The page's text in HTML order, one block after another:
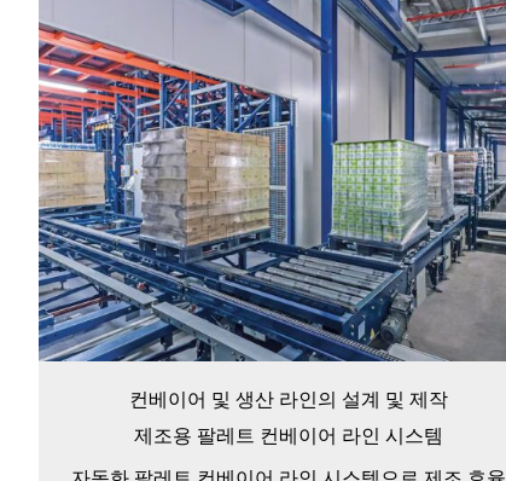
컨베이어 및 생산 라인의 설계 및 제작
제조용 팔레트 컨베이어 라인 시스템